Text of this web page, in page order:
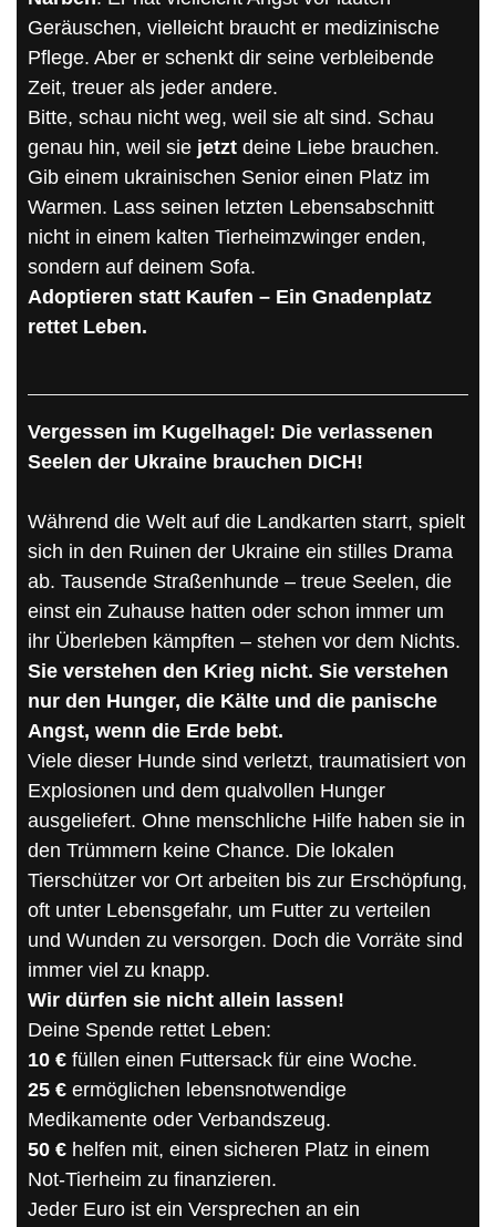
Geräuschen, vielleicht braucht er medizinische
Pflege. Aber er schenkt dir seine verbleibende
Zeit, treuer als jeder andere.
Bitte, schau nicht weg, weil sie alt sind. Schau
genau hin, weil sie jetzt deine Liebe brauchen.
Gib einem ukrainischen Senior einen Platz im
Warmen. Lass seinen letzten Lebensabschnitt
nicht in einem kalten Tierheimzwinger enden,
sondern auf deinem Sofa.
Adoptieren statt Kaufen – Ein Gnadenplatz
rettet Leben.
Vergessen im Kugelhagel: Die verlassenen
Seelen der Ukraine brauchen DICH!
Während die Welt auf die Landkarten starrt, spielt
sich in den Ruinen der Ukraine ein stilles Drama
ab. Tausende Straßenhunde – treue Seelen, die
einst ein Zuhause hatten oder schon immer um
ihr Überleben kämpften – stehen vor dem Nichts.
Sie verstehen den Krieg nicht. Sie verstehen
nur den Hunger, die Kälte und die panische
Angst, wenn die Erde bebt.
Viele dieser Hunde sind verletzt, traumatisiert von
Explosionen und dem qualvollen Hunger
ausgeliefert. Ohne menschliche Hilfe haben sie in
den Trümmern keine Chance. Die lokalen
Tierschützer vor Ort arbeiten bis zur Erschöpfung,
oft unter Lebensgefahr, um Futter zu verteilen
und Wunden zu versorgen. Doch die Vorräte sind
immer viel zu knapp.
Wir dürfen sie nicht allein lassen!
Deine Spende rettet Leben:
10 € füllen einen Futtersack für eine Woche.
25 € ermöglichen lebensnotwendige
Medikamente oder Verbandszeug.
50 € helfen mit, einen sicheren Platz in einem
Not-Tierheim zu finanzieren.
Jeder Euro ist ein Versprechen an ein